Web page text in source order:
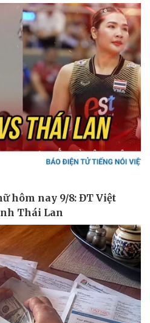
Ô tô - Xe máy
Xe máy